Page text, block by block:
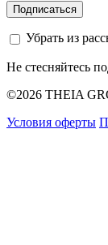
Убрать из
Не стесняйтесь
©2026 THEIA
Условия оферты